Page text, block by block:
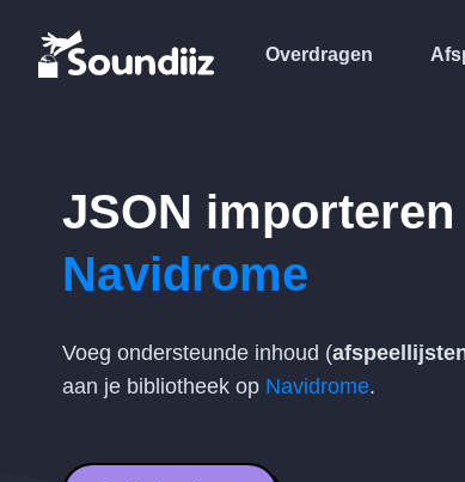
Overdragen
JSON importeren
Navidrome
Voeg ondersteunde inhoud (
aan je bibliotheek op Navidrome.